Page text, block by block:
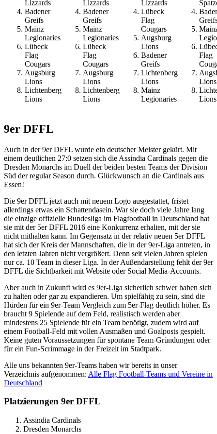
Lizzards
Badener
Greifs
Mainz
Legionaries
Lübeck
Flag
Cougars
Augsburg
Lions
Lichtenberg
Lions
Lizzards
Badener
Greifs
Mainz
Legionaries
Lübeck
Flag
Cougars
Augsburg
Lions
Lichtenberg
Lions
Lizzards
Lübeck
Flag
Cougars
Augsburg
Lions
Badener
Greifs
Lichtenberg
Lions
Mainz
Legionaries
Flag
Lions
Lions
9er DFFL
Auch in der 9er DFFL wurde ein deutscher Meister gekürt. Mit
einem deutlichen 27:0 setzen sich die Assindia Cardinals gegen die
Dresden Monarchs im Duell der beiden besten Teams der Division
Süd der regular Season durch. Glückwunsch an die Cardinals aus
Essen!
Die 9er DFFL jetzt auch mit neuem Logo ausgestattet, fristet
allerdings etwas ein Schattendasein. War sie doch viele Jahre lang
die einzige offizielle Bundesliga im Flagfootball in Deutschland hat
sie mit der 5er DFFL 2016 eine Konkurrenz erhalten, mit der sie
nicht mithalten kann. Im Gegensatz in der relativ neuen 5er DFFL
hat sich der Kreis der Mannschaften, die in der 9er-Liga antreten, in
den letzten Jahren nicht vergrößert. Denn seit vielen Jahren spielen
nur ca. 10 Team in dieser Liga. In der Außendarstellung fehlt der 9er
DFFL die Sichtbarkeit mit Website oder Social Media-Accounts.
Aber auch in Zukunft wird es 9er-Liga sicherlich schwer haben sich
zu halten oder gar zu expandieren. Um spielfähig zu sein, sind die
Hürden für ein 9er-Team Vergleich zum 5er-Flag deutlich höher. Es
braucht 9 Spielende auf dem Feld, realistisch werden aber
mindestens 25 Spielende für ein Team benötigt, zudem wird auf
einem Football-Feld mit vollen Ausmaßen und Goalposts gespielt.
Keine guten Voraussetzungen für spontane Team-Gründungen oder
für ein Fun-Scrimmage in der Freizeit im Stadtpark.
Alle uns bekannten 9er-Teams haben wir bereits in unser
Verzeichnis aufgenommen: Alle Flag Football-Teams und Vereine in
Deutschland
Platzierungen 9er DFFL
Assindia Cardinals
Dresden Monarchs